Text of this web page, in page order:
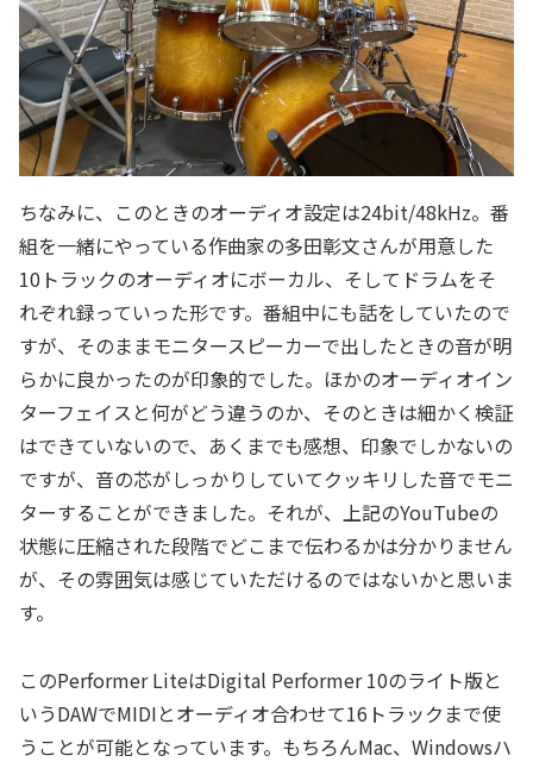
ちなみに、このときのオーディオ設定は24bit/48kHz。番
組を一緒にやっている作曲家の多田彰文さんが用意した
10トラックのオーディオにボーカル、そしてドラムをそ
れぞれ録っていった形です。番組中にも話をしていたので
すが、そのままモニタースピーカーで出したときの音が明
らかに良かったのが印象的でした。ほかのオーディオイン
ターフェイスと何がどう違うのか、そのときは細かく検証
はできていないので、あくまでも感想、印象でしかないの
ですが、音の芯がしっかりしていてクッキリした音でモニ
ターすることができました。それが、上記のYouTubeの
状態に圧縮された段階でどこまで伝わるかは分かりません
が、その雰囲気は感じていただけるのではないかと思いま
す。
このPerformer LiteはDigital Performer 10のライト版と
いうDAWでMIDIとオーディオ合わせて16トラックまで使
うことが可能となっています。もちろんMac、Windowsハ